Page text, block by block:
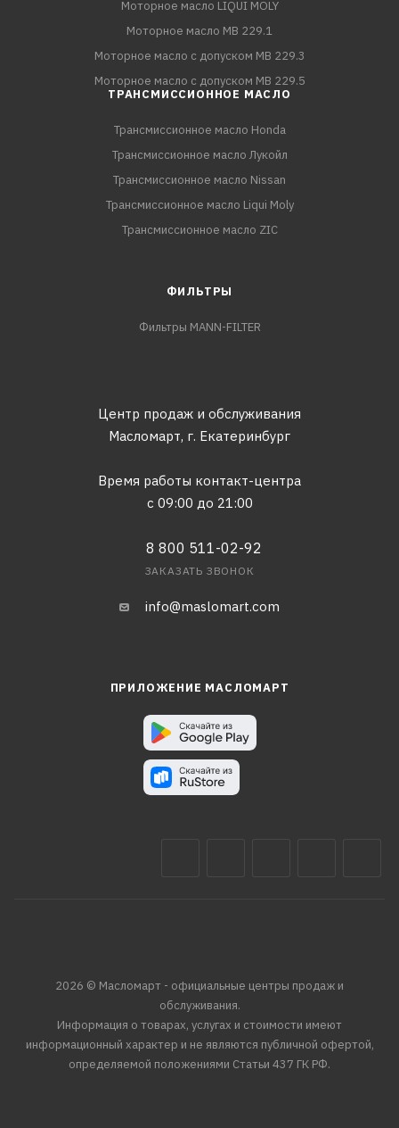
Моторное масло LIQUI MOLY
Моторное масло MB 229.1
Моторное масло с допуском MB 229.3
Моторное масло с допуском MB 229.5
ТРАНСМИССИОННОЕ МАСЛО
Трансмиссионное масло Honda
Трансмиссионное масло Лукойл
Трансмиссионное масло Nissan
Трансмиссионное масло Liqui Moly
Трансмиссионное масло ZIC
ФИЛЬТРЫ
Фильтры MANN-FILTER
Центр продаж и обслуживания
Масломарт, г. Екатеринбург
Время работы контакт-центра
с 09:00 до 21:00
8 800 511-02-92
ЗАКАЗАТЬ ЗВОНОК
info@maslomart.com
ПРИЛОЖЕНИЕ МАСЛОМАРТ
2026 © Масломарт - официальные центры продаж и
обслуживания.
Информация о товарах, услугах и стоимости имеют
информационный характер и не являются публичной офертой,
определяемой положениями Статьи 437 ГК РФ.